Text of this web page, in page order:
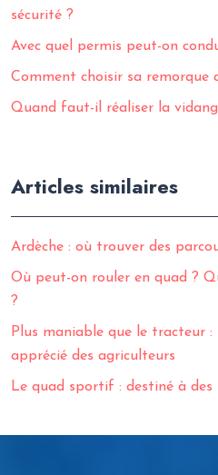
sécurité ?
Avec quel permis peut-on
Comment choisir sa remorque
Quand faut-il réaliser la
Articles similaires
Ardèche : où trouver des
Où peut-on rouler en quad ?
?
Plus maniable que le tracteur
apprécié des agriculteurs
Le quad sportif : destiné à des